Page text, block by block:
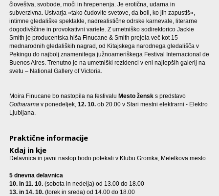
človeštva, svobode, moči in hrepenenja. Je erotična, udarna in
subverzivna. Ustvarja »tako čudovite svetove, da boli, ko jih zapustiš«,
intimne gledališke spektakle, nadrealistične odrske karnevale, literarne
dogodivščine in provokativni variete. Z umetniško sodirektorico Jackie
Smith je producentska hiša Finucane & Smith prejela več kot 15
mednarodnih gledaliških nagrad, od Kitajskega narodnega gledališča v
Pekingu do najbolj znamenitega južnoameriškega Festival Internacional de
Buenos Aires. Trenutno je na umetniški rezidenci v eni najlepših galerij na
svetu – National Gallery of Victoria.
Moira Finucane bo nastopila na festivalu Mesto žensks predstavo
Gotharama v ponedeljek, 12. 10.ob 20.00 v Stari mestni elektrarni - Elektro
Ljubljana.
Praktične informacije
Kdaj in kje
Delavnica in javni nastop bodo potekali v Klubu Gromka, Metelkova mesto.
5 dnevna delavnica
10. in 11. 10.(sobota in nedelja) od 13.00 do 18.00
13. in 14. 10.(torek in sreda) od 14.00 do 18.00